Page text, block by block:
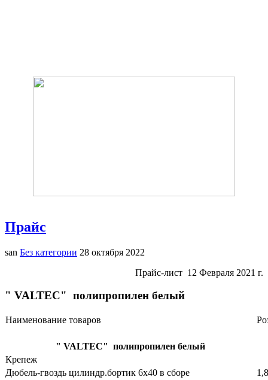
Прайс
san Без категории 28 октября 2022
Прайс-лист 12 Февраля 2021 г.
" VALTEC" полипропилен белый
Наименование товаров
" VALTEC" полипропилен белый
Крепеж
Дюбель-гвоздь цилиндр.бортик 6х40 в сборе